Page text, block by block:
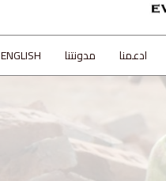
ادعمنا مدونتنا ENGLISH